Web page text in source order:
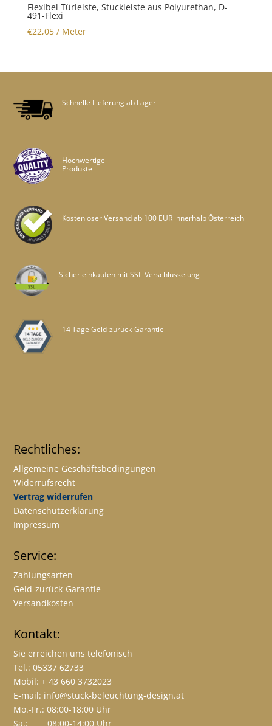
Flexibel Türleiste, Stuckleiste aus Polyurethan, D-
491-Flexi
€22,05/ Meter
Schnelle Lieferung ab Lager
Hochwertige
Produkte
Kostenloser Versand ab 100 EUR innerhalb Österreich
Sicher einkaufen mit SSL-Verschlüsselung
14 Tage Geld-zurück-Garantie
Rechtliches:
Allgemeine Geschäftsbedingungen
Widerrufsrecht
Vertrag widerrufen
Datenschutzerklärung
Impressum
Service:
Zahlungsarten
Geld-zurück-Garantie
Versandkosten
Kontakt:
Sie erreichen uns telefonisch
Tel.: 05337 62733
Mobil: + 43 660 3732023
E-mail: info@stuck-beleuchtung-design.at
Mo.-Fr.: 08:00-18:00 Uhr
Sa.: 08:00-14:00 Uhr